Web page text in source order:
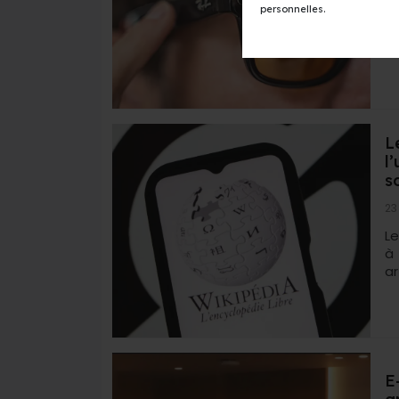
personnelles.
à